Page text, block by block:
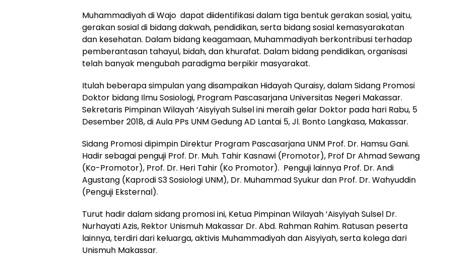
Muhammadiyah di Wajo dapat diidentifikasi dalam tiga bentuk gerakan sosial, yaitu,
gerakan sosial di bidang dakwah, pendidikan, serta bidang sosial kemasyarakatan
dan kesehatan. Dalam bidang keagamaan, Muhammadiyah berkontribusi terhadap
pemberantasan tahayul, bidah, dan khurafat. Dalam bidang pendidikan, organisasi
telah banyak mengubah paradigma berpikir masyarakat.
Itulah beberapa simpulan yang disampaikan Hidayah Quraisy, dalam Sidang Promosi
Doktor bidang Ilmu Sosiologi, Program Pascasarjana Universitas Negeri Makassar.
Sekretaris Pimpinan Wilayah ‘Aisyiyah Sulsel ini meraih gelar Doktor pada hari Rabu, 5
Desember 2018, di Aula PPs UNM Gedung AD Lantai 5, Jl. Bonto Langkasa, Makassar.
Sidang Promosi dipimpin Direktur Program Pascasarjana UNM Prof. Dr. Hamsu Gani.
Hadir sebagai penguji Prof. Dr. Muh. Tahir Kasnawi (Promotor), Prof Dr Ahmad Sewang
(Ko-Promotor), Prof. Dr. Heri Tahir (Ko Promotor). Penguji lainnya Prof. Dr. Andi
Agustang (Kaprodi S3 Sosiologi UNM), Dr. Muhammad Syukur dan Prof. Dr. Wahyuddin
(Penguji Eksternal).
Turut hadir dalam sidang promosi ini, Ketua Pimpinan Wilayah ‘Aisyiyah Sulsel Dr.
Nurhayati Azis, Rektor Unismuh Makassar Dr. Abd. Rahman Rahim. Ratusan peserta
lainnya, terdiri dari keluarga, aktivis Muhammadiyah dan Aisyiyah, serta kolega dari
Unismuh Makassar.